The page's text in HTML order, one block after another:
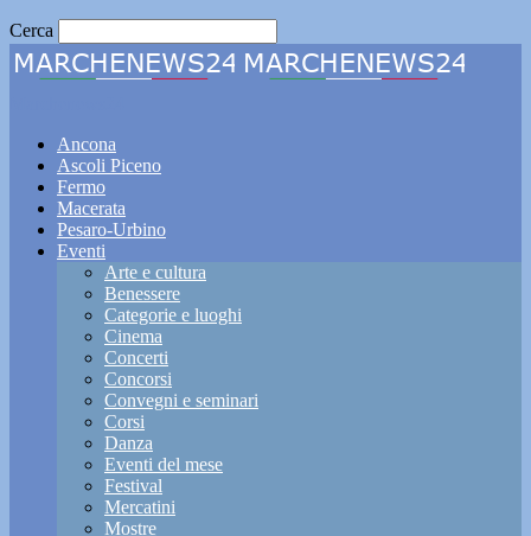
Cerca
Ancona
Ascoli Piceno
Fermo
Macerata
Pesaro-Urbino
Eventi
Arte e cultura
Benessere
Categorie e luoghi
Cinema
Concerti
Concorsi
Convegni e seminari
Corsi
Danza
Eventi del mese
Festival
Mercatini
Mostre